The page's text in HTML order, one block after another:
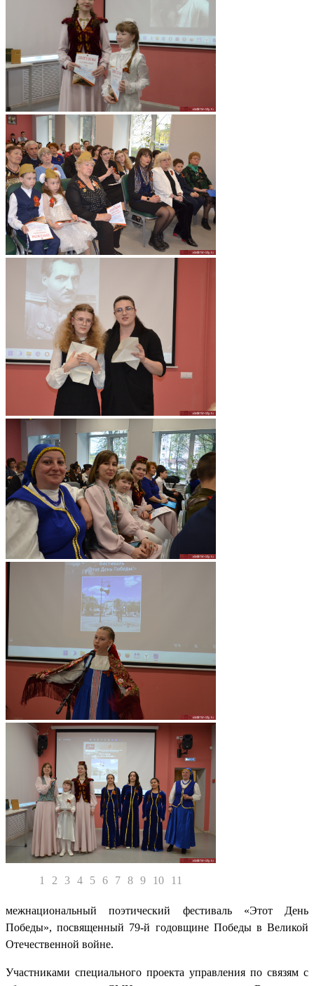
1 2 3 4 5 6 7 8 9 10 11
межнациональный поэтический фестиваль «Этот День
Победы», посвященный 79-й годовщине Победы в Великой
Отечественной войне.
Участниками специального проекта управления по связям с